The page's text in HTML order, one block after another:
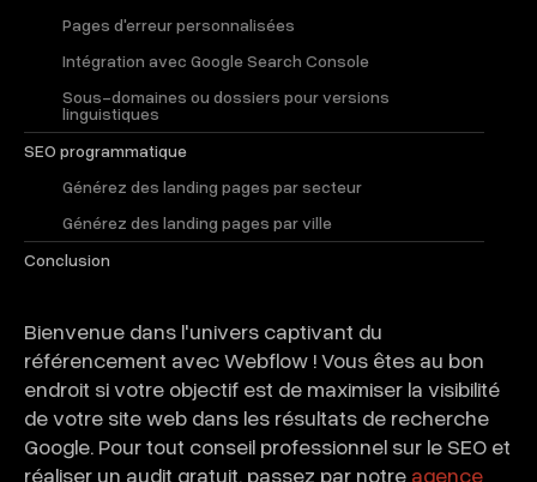
Pages d'erreur personnalisées
Intégration avec Google Search Console
Sous-domaines ou dossiers pour versions
linguistiques
SEO programmatique
Générez des landing pages par secteur
Générez des landing pages par ville
Conclusion
Bienvenue dans l'univers captivant du
référencement avec Webflow ! Vous êtes au bon
endroit si votre objectif est de maximiser la visibilité
de votre site web dans les résultats de recherche
Google. Pour tout conseil professionnel sur le SEO et
réaliser un audit gratuit, passez par notre agence